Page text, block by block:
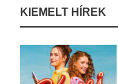
KIEMELT HÍREK